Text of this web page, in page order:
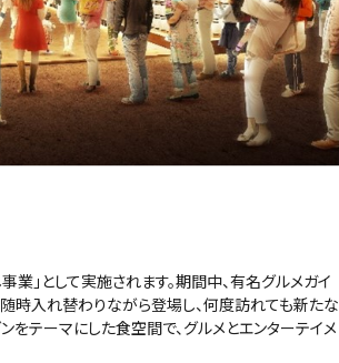
」として実施されます。期間中、有名グルメガイ
時入れ替わりながら登場し、何度訪れても新たな
をテーマにした食空間で、グルメとエンターテイメ